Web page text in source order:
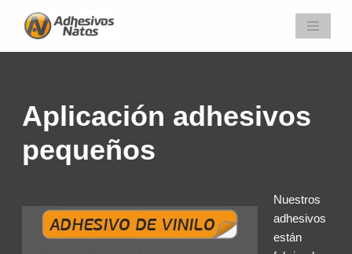
Saltar
Aplicación adhesivos
pequeños
Nuestros
adhesivos
están